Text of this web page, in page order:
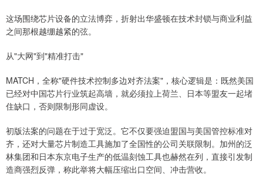
这场围绕芯片设备的立法博弈，折射出华盛顿在技术封锁与商业利益
之间那根越绷越紧的弦。
从"大网"到"精准打击"
MATCH，全称"硬件技术控制多边对齐法案"，核心逻辑是：既然美国
已经对中国芯片行业筑起高墙，就必须拉上荷兰、日本等盟友一起堵
住缺口，否则限制形同虚设。
初版法案的问题在于过于宽泛。它不仅要强迫盟国与美国管控标准对
齐，还对大量芯片制造工具施加了全国性的公司关联限制。加州的泛
林集团和日本东京电子生产的低温刻蚀工具也赫然在列，直接引发制
造商强烈反弹，称此举将大幅压缩出口空间、冲击营收。